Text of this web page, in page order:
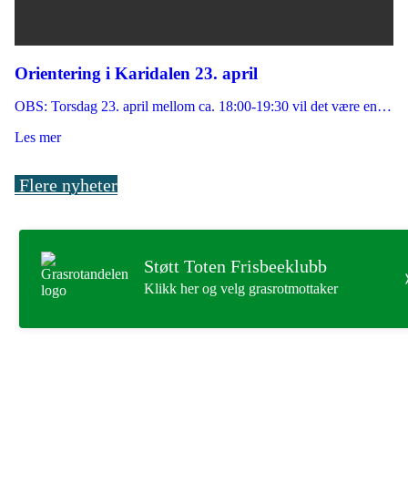
Orientering i Karidalen 23. april
OBS: Torsdag 23. april mellom ca. 18:00-19:30 vil det være en…
Les mer
Flere nyheter
Støtt Toten Frisbeeklubb
Klikk her og velg grasrotmottaker